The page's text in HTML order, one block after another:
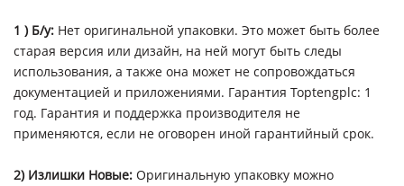
1 ) Б/у: Нет оригинальной упаковки. Это может быть более
старая версия или дизайн, на ней могут быть следы
использования, а также она может не сопровождаться
документацией и приложениями. Гарантия Toptengplc: 1
год. Гарантия и поддержка производителя не
применяются, если не оговорен иной гарантийный срок.
2) Излишки Новые: Оригинальную упаковку можно